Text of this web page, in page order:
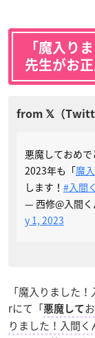
「魔入り
先生がお
悪魔しておめで
2023年も「魔
します！ #入間
— 西修@入間
y 1, 2023
「魔入りました
rにて「悪魔して
りました！入間